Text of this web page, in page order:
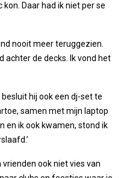
Daar had ik niet per se
nooit meer teruggezien.
achter de decks. Ik vond het
hij ook een dj-set te
samen met mijn laptop
en ik ook kwamen, stond ik
ook niet vies van